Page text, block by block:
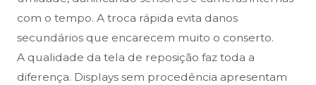
com o tempo. A troca rápida evita danos
secundários que encarecem muito o conserto.
A qualidade da tela de reposição faz toda a
diferença. Displays sem procedência apresentam